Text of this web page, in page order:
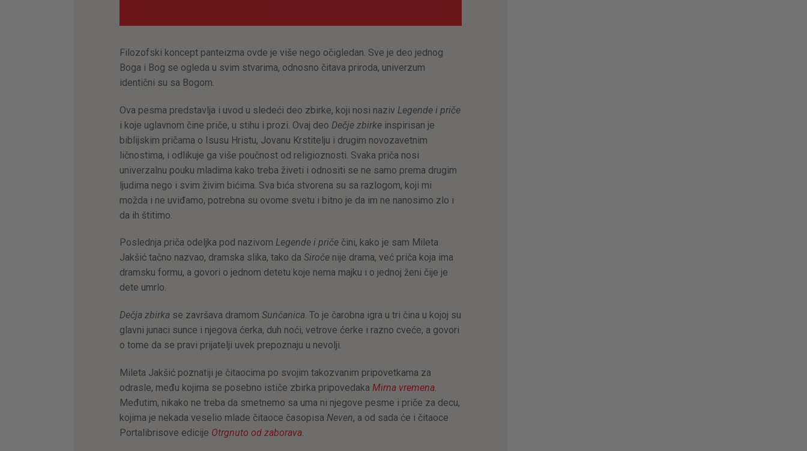
Filozofski koncept panteizma ovde je više nego očigledan. Sve je deo jednog
Boga i Bog se ogleda u svim stvarima, odnosno čitava priroda, univerzum
identični su sa Bogom.
Ova pesma predstavlja i uvod u sledeći deo zbirke, koji nosi naziv Legende i priče
i koje uglavnom čine priče, u stihu i prozi. Ovaj deo Dečje zbirkeinspirisan je
biblijskim pričama o Isusu Hristu, Jovanu Krstitelju i drugim novozavetnim
ličnostima, i odlikuje ga više poučnost od religioznosti. Svaka priča nosi
univerzalnu pouku mladima kako treba živeti i odnositi se ne samo prema drugim
ljudima nego i svim živim bićima. Sva bića stvorena su sa razlogom, koji mi
možda i ne uviđamo, potrebna su ovome svetu i bitno je da im ne nanosimo zlo i
da ih štitimo.
Poslednja priča odeljka pod nazivom Legende i pričečini, kako je sam Mileta
Jakšić tačno nazvao, dramska slika, tako da Siročenije drama, već priča koja ima
dramsku formu, a govori o jednom detetu koje nema majku i o jednoj ženi čije je
dete umrlo.
Dečja zbirkase završava dramom Sunčanica. To je čarobna igra u tri čina u kojoj su
glavni junaci sunce i njegova ćerka, duh noći, vetrove ćerke i razno cveće, a govori
o tome da se pravi prijatelji uvek prepoznaju u nevolji.
Mileta Jakšić poznatiji je čitaocima po svojim takozvanim pripovetkama za
odrasle, među kojima se posebno ističe zbirka pripovedaka Mirna vremena.
Međutim, nikako ne treba da smetnemo sa uma ni njegove pesme i priče za decu,
kojima je nekada veselio mlade čitaoce časopisa Neven, a od sada će i čitaoce
Portalibrisove edicije Otrgnuto od zaborava.